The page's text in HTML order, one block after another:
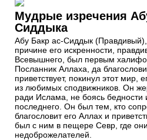
Мудрые изречения
Сиддыка
Абу Бакр ас-Сиддык
причине его искренности,
Всевышнего, был первым
Посланник Аллаха, да
приветствует, покинул этот
из любимых сподвижников. Он
ради Ислама, не боясь бедности
последнего. Он был тем, кто
благословит его Аллах и
был с ним в пещере Севр, где
недоброжелателей.